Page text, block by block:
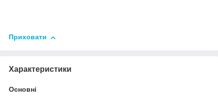
Приховати
Характеристики
Основні